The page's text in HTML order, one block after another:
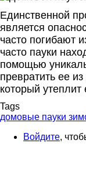
Единственной
является
часто погибают
часто пауки
помощью
превратить ее
который
Tags
домовые пауки
Войдите,